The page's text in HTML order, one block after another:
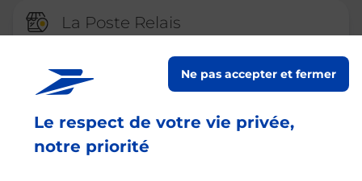
Le respect de votre vie privée,
notre priorité
Ne pas accepter et fermer
La Poste Relais
Ouvert
11h00
CAFE DE LA COTE
42155 VILLEMONTAIS